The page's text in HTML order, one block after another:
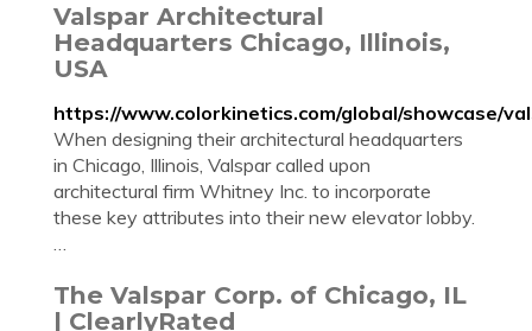
Valspar Architectural
Headquarters Chicago, Illinois,
USA
https://www.colorkinetics.com/global/showcase/
When designing their architectural headquarters
in Chicago, Illinois, Valspar called upon
architectural firm Whitney Inc. to incorporate
these key attributes into their new elevator lobby.
…
The Valspar Corp. of Chicago, IL
| ClearlyRated